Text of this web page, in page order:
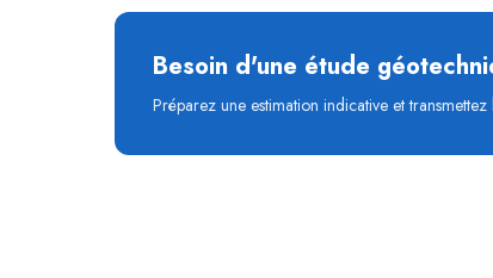
Besoin d'une étude
Préparez une estimation indicative et transmettez